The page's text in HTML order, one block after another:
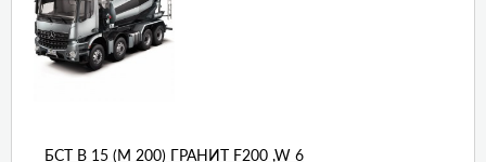
БСТ В 15 (М 200) ГРАНИТ F200 ,W 6